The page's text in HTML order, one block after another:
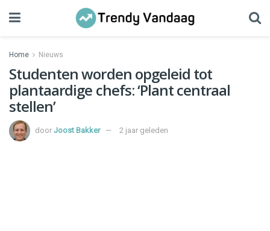
Home Nieuws
Studenten worden opgeleid tot
plantaardige chefs: ‘Plant centraal
stellen’
door Joost Bakker 2 jaar geleden